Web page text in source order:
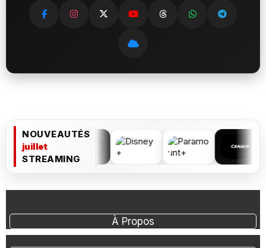
NOUVEAUTÉS
juillet
STREAMING
À Propos